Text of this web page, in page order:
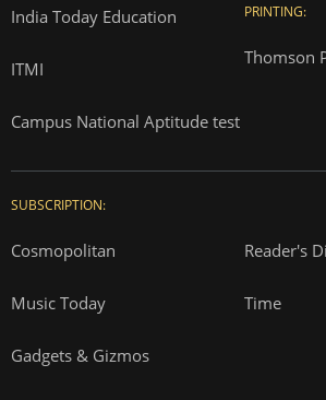
India Today Education
ITMI
Campus National Aptitude test
PRINTING:
Thomson
SUBSCRIPTION:
Cosmopolitan Reader's
Music Today Time
Gadgets & Gizmos